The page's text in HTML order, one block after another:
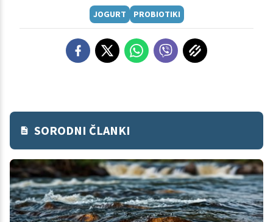
JOGURT PROBIOTIKI
SORODNI ČLANKI